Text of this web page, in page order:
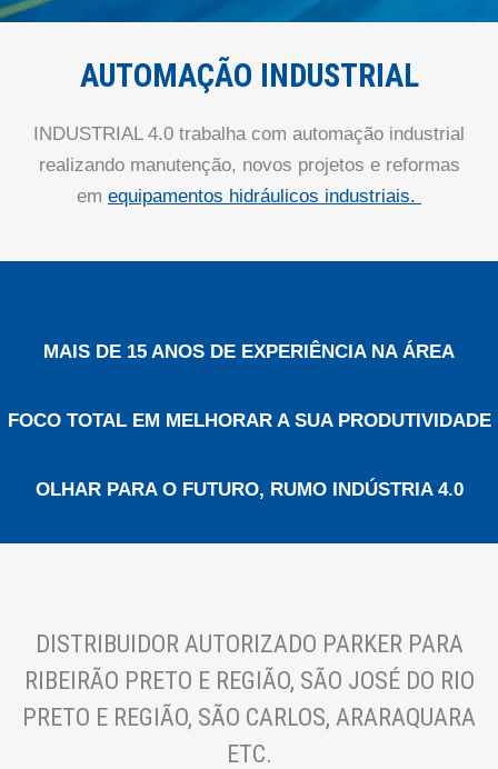
AUTOMAÇÃO INDUSTRIAL
INDUSTRIAL 4.0 trabalha com automação industrial
realizando manutenção, novos projetos e reformas
em equipamentos hidráulicos industriais.
MAIS DE 15 ANOS DE EXPERIÊNCIA NA ÁREA
FOCO TOTAL EM MELHORAR A SUA PRODUTIVIDADE
OLHAR PARA O FUTURO, RUMO INDÚSTRIA 4.0
DISTRIBUIDOR AUTORIZADO PARKER PARA
RIBEIRÃO PRETO E REGIÃO, SÃO JOSÉ DO RIO
PRETO E REGIÃO, SÃO CARLOS, ARARAQUARA
ETC.